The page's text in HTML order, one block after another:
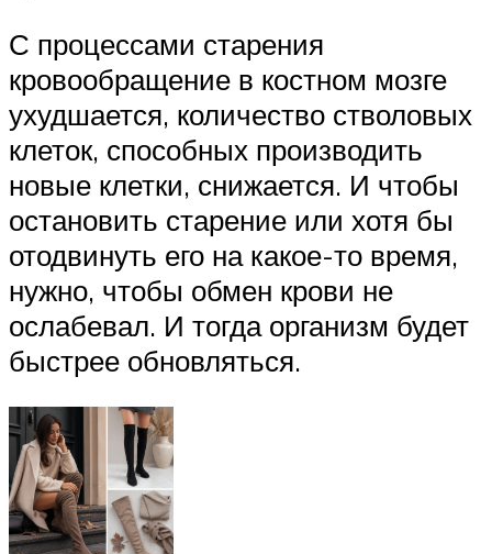
С процессами старения
кровообращение в костном мозге
ухудшается, количество стволовых
клеток, способных производить
новые клетки, снижается. И чтобы
остановить старение или хотя бы
отодвинуть его на какое-то время,
нужно, чтобы обмен крови не
ослабевал. И тогда организм будет
быстрее обновляться.